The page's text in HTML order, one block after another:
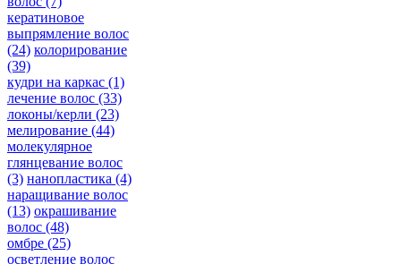
кератиновое
выпрямление волос
(24) колорирование
(39)
кудри на каркас (1)
лечение волос (33)
локоны/керли (23)
мелирование (44)
молекулярное
глянцевание волос
(3) нанопластика (4)
наращивание волос
(13) окрашивание
волос (48)
омбре (25)
осветление волос